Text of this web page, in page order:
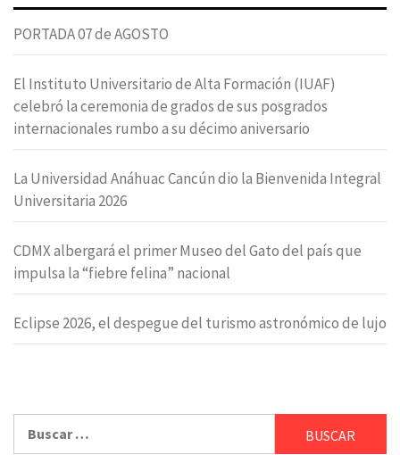
PORTADA 07 de AGOSTO
El Instituto Universitario de Alta Formación (IUAF)
celebró la ceremonia de grados de sus posgrados
internacionales rumbo a su décimo aniversario
La Universidad Anáhuac Cancún dio la Bienvenida Integral
Universitaria 2026
CDMX albergará el primer Museo del Gato del país que
impulsa la “fiebre felina” nacional
Eclipse 2026, el despegue del turismo astronómico de lujo